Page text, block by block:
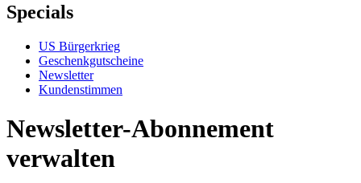
Specials
US Bürgerkrieg
Geschenkgutscheine
Newsletter
Kundenstimmen
Newsletter-Abonnement
verwalten